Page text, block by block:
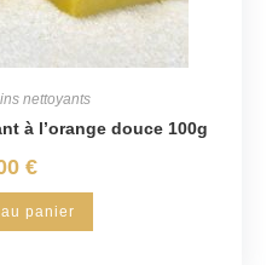
nettoyants
à l’orange douce 100g
€
panier